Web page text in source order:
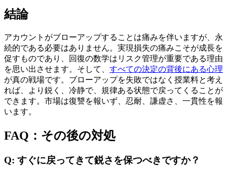
結論
アカウントがブローアップすることは痛みを伴いますが、永
続的である必要はありません。実現損失の痛みこそが成長を
促すものであり、回復の数学はリスク管理が重要である理由
を思い出させます。そして、 すべての決定の背後にある心理
が真の戦場です。ブローアップを失敗ではなく授業料と考え
れば、より鋭く、冷静で、規律ある状態で戻ってくることが
できます。市場は復讐を報いず、忍耐、謙虚さ、一貫性を報
います。
FAQ：その後の対処
Q: すぐに戻ってきて鋭さを保つべきですか？